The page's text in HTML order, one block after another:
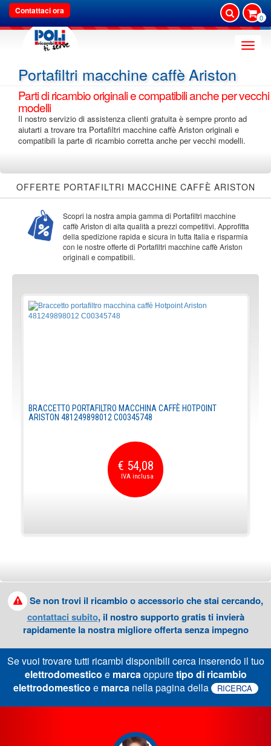
Contattaci ora
0
Toggle
Portafiltri macchine caffè Ariston
Parti di ricambio originali e compatibili anche per vecchi
modelli
Il nostro servizio di assistenza clienti gratuita è sempre pronto ad
aiutarti a trovare tra Portafiltri macchine caffè Ariston originali e
compatibili la parte di ricambio corretta anche per vecchi modelli.
OFFERTE PORTAFILTRI MACCHINE CAFFÈ ARISTON
Scopri la nostra ampia gamma di Portafiltri macchine
caffè Ariston di alta qualità a prezzi competitivi. Approfitta
della spedizione rapida e sicura in tutta Italia e risparmia
con le nostre offerte di Portafiltri macchine caffè Ariston
originali e compatibili.
BRACCETTO PORTAFILTRO MACCHINA CAFFÈ HOTPOINT
ARISTON 481249898012 C00345748
€ 54,08
Se non trovi il ricambio o accessorio che stai cercando,
contattaci subito, il nostro supporto gratis ti invierà
rapidamente la nostra migliore offerta senza impegno
Se vuoi trovare tutti ricambi disponibili cerca inserendo il tuo
elettrodomestico e marcaoppuretipo di ricambio
elettrodomestico e marcanella pagina della RICERCA